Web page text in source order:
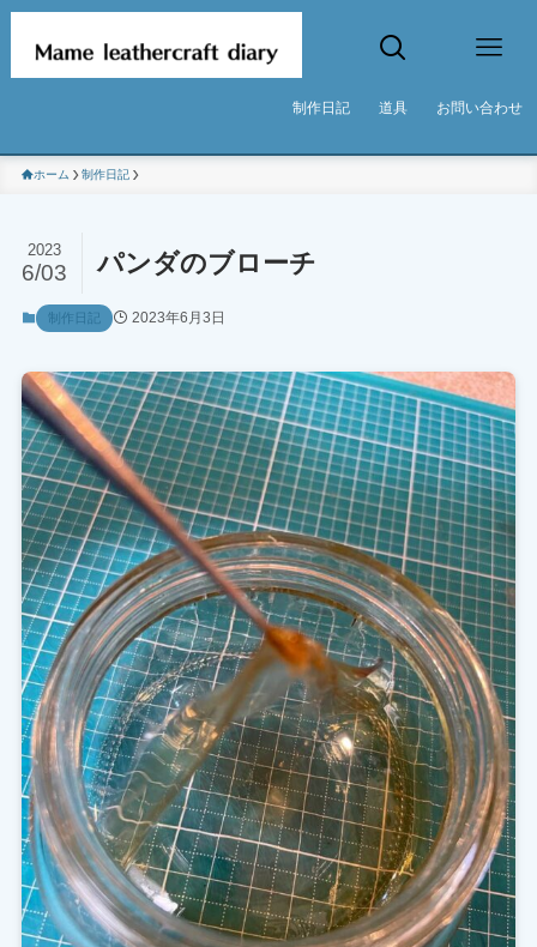
制作日記 道具 お問い合わせ
ホーム 制作日記
パンダのブローチ
2023
6/03
制作日記 2023年6月3日